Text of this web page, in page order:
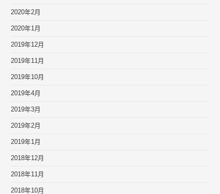
2020年2月
2020年1月
2019年12月
2019年11月
2019年10月
2019年4月
2019年3月
2019年2月
2019年1月
2018年12月
2018年11月
2018年10月